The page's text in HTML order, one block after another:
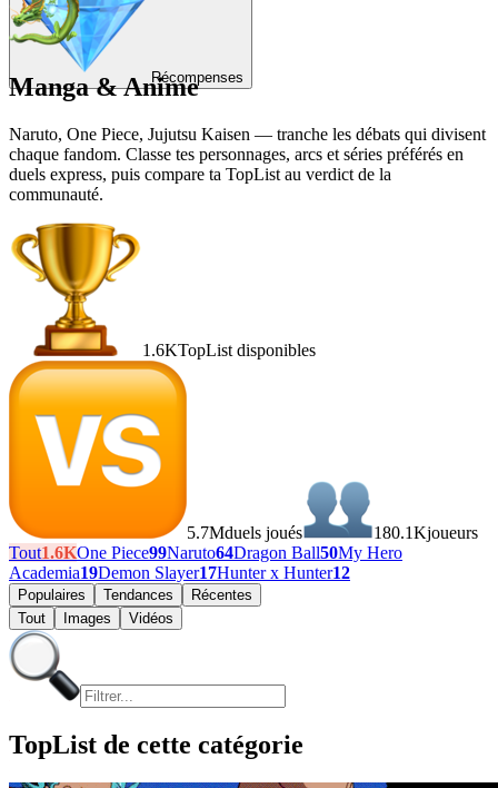
Récompenses
Manga & Anime
Naruto, One Piece, Jujutsu Kaisen — tranche les débats qui divisent
chaque fandom. Classe tes personnages, arcs et séries préférés en
duels express, puis compare ta TopList au verdict de la
communauté.
1.6KTopList disponibles
5.7Mduels joués 180.1Kjoueurs
Tout1.6KOne Piece99Naruto64Dragon Ball50My Hero
Academia19Demon Slayer17Hunter x Hunter12
Populaires Tendances
Récentes
Tout
Images Vidéos
TopList de cette catégorie